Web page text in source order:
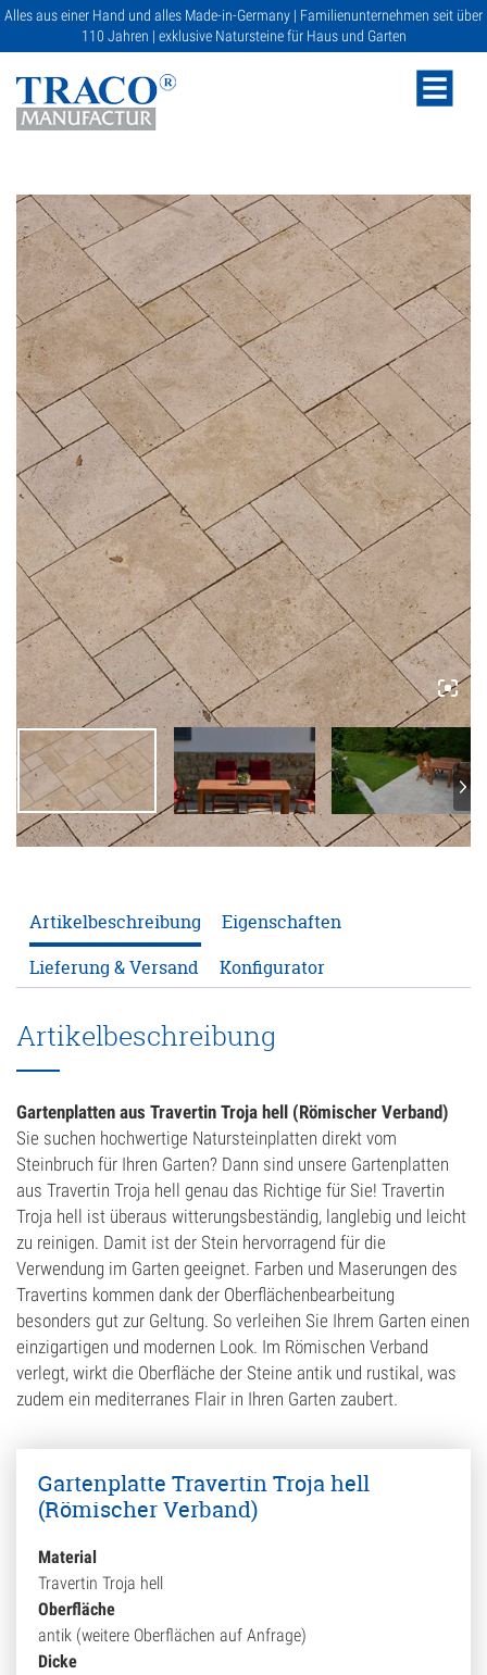
Alles aus einer Hand und alles Made-in-Germany | Familienunternehmen seit über
110 Jahren | exklusive Natursteine für Haus und Garten
NATURSTEINE
KATALOGE
RATGEBER
SERVICE
GALERIE
ANFRAGE
KONFIGURATOR
ONLINE-SHOP
0
Artikelbeschreibung
Eigenschaften
Lieferung & Versand
Konfigurator
Artikelbeschreibung
Gartenplatten aus Travertin Troja hell (Römischer Verband)
Sie suchen hochwertige Natursteinplatten direkt vom
Steinbruch für Ihren Garten? Dann sind unsere Gartenplatten
aus Travertin Troja hell genau das Richtige für Sie! Travertin
Troja hell ist überaus witterungsbeständig, langlebig und leicht
zu reinigen. Damit ist der Stein hervorragend für die
Verwendung im Garten geeignet. Farben und Maserungen des
Travertins kommen dank der Oberflächenbearbeitung
besonders gut zur Geltung. So verleihen Sie Ihrem Garten einen
einzigartigen und modernen Look. Im Römischen Verband
verlegt, wirkt die Oberfläche der Steine antik und rustikal, was
zudem ein mediterranes Flair in Ihren Garten zaubert.
Gartenplatte Travertin Troja hell
(Römischer Verband)
Material
Travertin Troja hell
Oberfläche
antik (weitere Oberflächen auf Anfrage)
Dicke